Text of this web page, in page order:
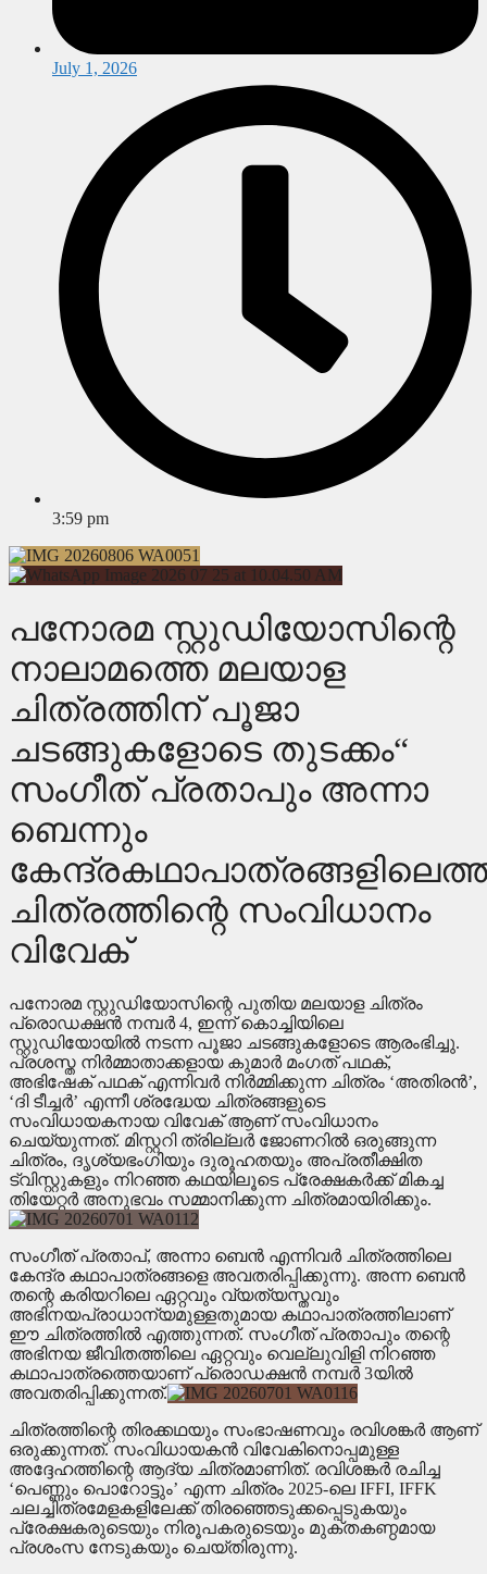
July 1, 2026
3:59 pm
പനോരമ സ്റ്റുഡിയോസിന്റെ
നാലാമത്തെ മലയാള
ചിത്രത്തിന് പൂജാ
ചടങ്ങുകളോടെ തുടക്കം“
സംഗീത് പ്രതാപും അന്നാ
ബെന്നും
ചിത്രത്തിന്റെ സംവിധാനം
വിവേക്
പനോരമ സ്റ്റുഡിയോസിന്റെ പുതിയ മലയാള ചിത്രം
പ്രൊഡക്ഷൻ നമ്പർ 4, ഇന്ന് കൊച്ചിയിലെ
സ്റ്റുഡിയോയിൽ നടന്ന പൂജാ ചടങ്ങുകളോടെ ആരംഭിച്ചു.
പ്രശസ്ത നിർമ്മാതാക്കളായ കുമാർ മംഗത് പഥക്,
അഭിഷേക് പഥക് എന്നിവർ നിർമ്മിക്കുന്ന ചിത്രം ‘അതിരൻ’,
‘ദി ടീച്ചർ’ എന്നീ ശ്രദ്ധേയ ചിത്രങ്ങളുടെ
സംവിധായകനായ വിവേക് ആണ് സംവിധാനം
ചെയ്യുന്നത്. മിസ്റ്ററി ത്രില്ലർ ജോണറിൽ ഒരുങ്ങുന്ന
ചിത്രം, ദൃശ്യഭംഗിയും ദുരൂഹതയും അപ്രതീക്ഷിത
ട്വിസ്റ്റുകളും നിറഞ്ഞ കഥയിലൂടെ പ്രേക്ഷകർക്ക് മികച്ച
തിയേറ്റർ അനുഭവം സമ്മാനിക്കുന്ന ചിത്രമായിരിക്കും.
സംഗീത് പ്രതാപ്, അന്നാ ബെൻ എന്നിവർ ചിത്രത്തിലെ
കേന്ദ്ര കഥാപാത്രങ്ങളെ അവതരിപ്പിക്കുന്നു. അന്ന ബെൻ
തന്റെ കരിയറിലെ ഏറ്റവും വ്യത്യസ്തവും
അഭിനയപ്രാധാന്യമുള്ളതുമായ കഥാപാത്രത്തിലാണ്
ഈ ചിത്രത്തിൽ എത്തുന്നത്. സംഗീത് പ്രതാപും തന്റെ
അഭിനയ ജീവിതത്തിലെ ഏറ്റവും വെല്ലുവിളി നിറഞ്ഞ
കഥാപാത്രത്തെയാണ് പ്രൊഡക്ഷൻ നമ്പർ 3യിൽ
അവതരിപ്പിക്കുന്നത്.
ചിത്രത്തിന്റെ തിരക്കഥയും സംഭാഷണവും രവിശങ്കർ ആണ്
ഒരുക്കുന്നത്. സംവിധായകൻ വിവേകിനൊപ്പമുള്ള
അദ്ദേഹത്തിന്റെ ആദ്യ ചിത്രമാണിത്. രവിശങ്കർ രചിച്ച
‘പെണ്ണും പൊറോട്ടും’ എന്ന ചിത്രം 2025-ലെ IFFI, IFFK
ചലച്ചിത്രമേളകളിലേക്ക് തിരഞ്ഞെടുക്കപ്പെടുകയും
പ്രേക്ഷകരുടെയും നിരൂപകരുടെയും മുക്തകണ്ഠമായ
പ്രശംസ നേടുകയും ചെയ്തിരുന്നു.